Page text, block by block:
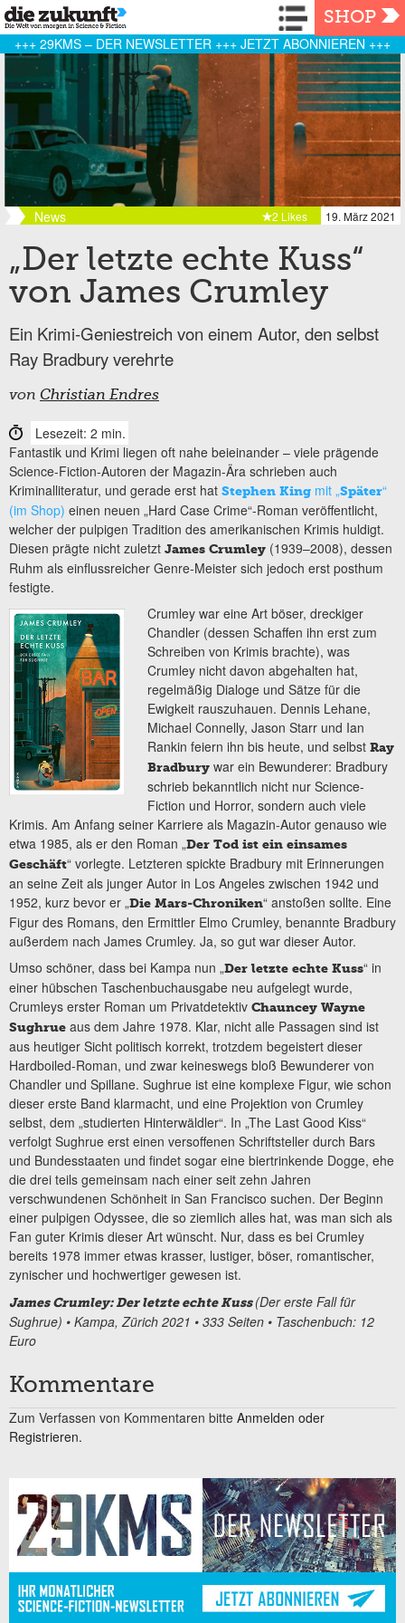
Navigation
SHOP
+++ 29KMS – DER NEWSLETTER +++ JETZT ABONNIEREN +++
News 19. März 2021
2 Likes
„Der letzte echte Kuss“
von James Crumley
Ein Krimi-Geniestreich von einem Autor, den selbst
Ray Bradbury verehrte
von Christian Endres
Lesezeit: 2 min.
Fantastik und Krimi liegen oft nahe beieinander – viele prägende
Science-Fiction-Autoren der Magazin-Ära schrieben auch
Kriminalliteratur, und gerade erst hat Stephen King mit „Später“
(im Shop) einen neuen „Hard Case Crime“-Roman veröffentlicht,
welcher der pulpigen Tradition des amerikanischen Krimis huldigt.
Diesen prägte nicht zuletzt James Crumley (1939–2008), dessen
Ruhm als einflussreicher Genre-Meister sich jedoch erst posthum
festigte.
Crumley war eine Art böser, dreckiger
Chandler (dessen Schaffen ihn erst zum
Schreiben von Krimis brachte), was
Crumley nicht davon abgehalten hat,
regelmäßig Dialoge und Sätze für die
Ewigkeit rauszuhauen. Dennis Lehane,
Michael Connelly, Jason Starr und Ian
Rankin feiern ihn bis heute, und selbstRay
Bradbury war ein Bewunderer: Bradbury
schrieb bekanntlich nicht nur Science-
Fiction und Horror, sondern auch viele
Krimis. Am Anfang seiner Karriere als Magazin-Autor genauso wie
etwa 1985, als er den Roman „Der Tod ist ein einsames
Geschäft“ vorlegte. Letzteren spickte Bradbury mit Erinnerungen
an seine Zeit als junger Autor in Los Angeles zwischen 1942 und
1952, kurz bevor er „Die Mars-Chroniken“ anstoßen sollte. Eine
Figur des Romans, den Ermittler Elmo Crumley, benannte Bradbury
außerdem nach James Crumley. Ja, so gut war dieser Autor.
Umso schöner, dass bei Kampa nun „Der letzte echte Kuss“ in
einer hübschen Taschenbuchausgabe neu aufgelegt wurde,
Crumleys erster Roman um Privatdetektiv Chauncey Wayne
Sughrue aus dem Jahre 1978. Klar, nicht alle Passagen sind ist
aus heutiger Sicht politisch korrekt, trotzdem begeistert dieser
Hardboiled-Roman, und zwar keineswegs bloß Bewunderer von
Chandler und Spillane. Sughrue ist eine komplexe Figur, wie schon
dieser erste Band klarmacht, und eine Projektion von Crumley
selbst, dem „studierten Hinterwäldler“. In „The Last Good Kiss“
verfolgt Sughrue erst einen versoffenen Schriftsteller durch Bars
und Bundesstaaten und findet sogar eine biertrinkende Dogge, ehe
die drei teils gemeinsam nach einer seit zehn Jahren
verschwundenen Schönheit in San Francisco suchen. Der Beginn
einer pulpigen Odyssee, die so ziemlich alles hat, was man sich als
Fan guter Krimis dieser Art wünscht. Nur, dass es bei Crumley
bereits 1978 immer etwas krasser, lustiger, böser, romantischer,
zynischer und hochwertiger gewesen ist.
James Crumley: Der letzte echte Kuss(Der erste Fall für
Sughrue) • Kampa, Zürich 2021 • 333 Seiten • Taschenbuch: 12
Euro
Kommentare
Zum Verfassen von Kommentaren bitte Anmelden oder
Registrieren.